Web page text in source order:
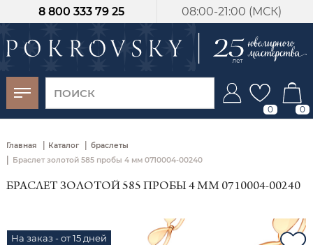
08:00-21:00 (МСК)
8 800 333 79 25
0 0
Главная | Каталог | браслеты
| Браслет золотой 585 пробы 4 мм 0710004-00240
БРАСЛЕТ ЗОЛОТОЙ 585 ПРОБЫ 4 ММ 0710004-00240
На заказ - от 15 дней
-30%
от 15 дней с
момента оплаты